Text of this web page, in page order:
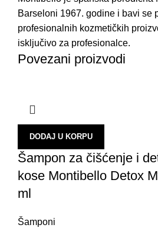
Barseloni 1967. godine i bavi se
profesionalnih kozmetičkih
isključivo za profesionalce.
Povezani proizvodi
DODAJ U KORPU
Šampon za čišćenje i
kose Montibello Detox
ml
Šamponi